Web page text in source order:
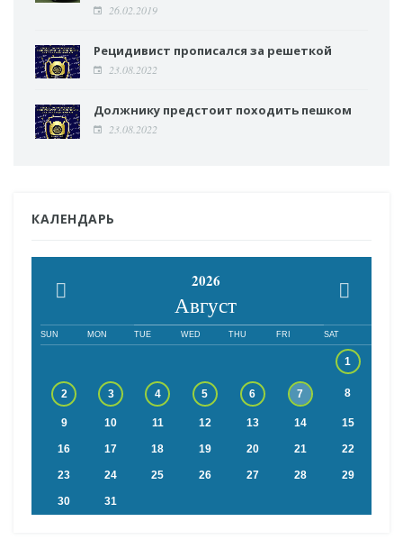
26.02.2019
Рецидивист прописался за решеткой
23.08.2022
Должнику предстоит походить пешком
23.08.2022
КАЛЕНДАРЬ
2026
Август
SUN MON TUE WED THU FRI SAT
1
2 3 4 5 6 7 8
9 10 11 12 13 14 15
16 17 18 19 20 21 22
23 24 25 26 27 28 29
30 31